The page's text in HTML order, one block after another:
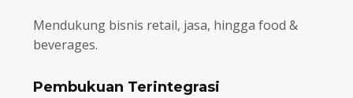
Mendukung bisnis retail, jasa, hingga food &
beverages.
Pembukuan Terintegrasi